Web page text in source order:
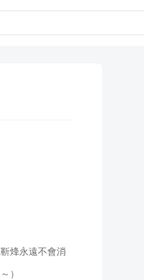
烽永遠不會消
）